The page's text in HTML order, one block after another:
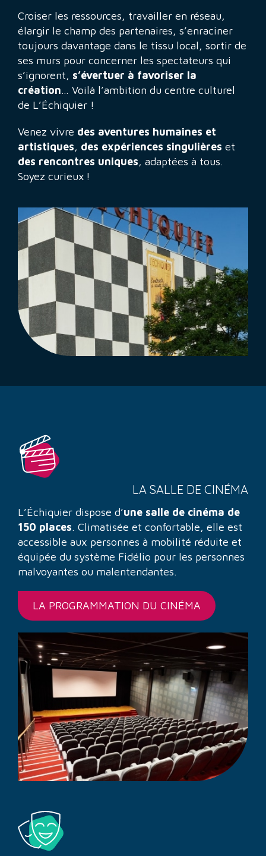
Croiser les ressources, travailler en réseau,
élargir le champ des partenaires, s’enraciner
toujours davantage dans le tissu local, sortir de
ses murs pour concerner les spectateurs qui
s’ignorent, s’évertuer à favoriser la
création… Voilà l’ambition du centre culturel
de L’Échiquier !
Venez vivre des aventures humaines et
artistiques, des expériences singulières et
des rencontres uniques, adaptées à tous.
Soyez curieux !
LA SALLE DE CINÉMA
L’Échiquier dispose d’une salle de cinéma de
150 places. Climatisée et confortable, elle est
accessible aux personnes à mobilité réduite et
équipée du système Fidélio pour les personnes
malvoyantes ou malentendantes.
LA PROGRAMMATION DU CINÉMA